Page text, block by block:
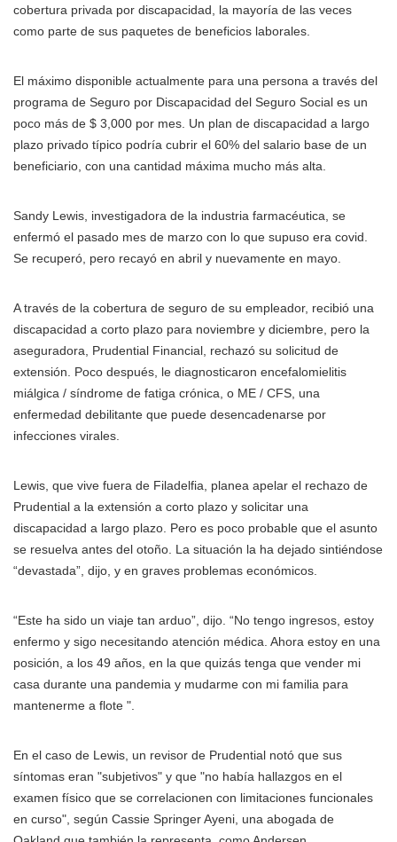
cobertura privada por discapacidad, la mayoría de las veces
como parte de sus paquetes de beneficios laborales.
El máximo disponible actualmente para una persona a través del
programa de Seguro por Discapacidad del Seguro Social es un
poco más de $ 3,000 por mes. Un plan de discapacidad a largo
plazo privado típico podría cubrir el 60% del salario base de un
beneficiario, con una cantidad máxima mucho más alta.
Sandy Lewis, investigadora de la industria farmacéutica, se
enfermó el pasado mes de marzo con lo que supuso era covid.
Se recuperó, pero recayó en abril y nuevamente en mayo.
A través de la cobertura de seguro de su empleador, recibió una
discapacidad a corto plazo para noviembre y diciembre, pero la
aseguradora, Prudential Financial, rechazó su solicitud de
extensión. Poco después, le diagnosticaron encefalomielitis
miálgica / síndrome de fatiga crónica, o ME / CFS, una
enfermedad debilitante que puede desencadenarse por
infecciones virales.
Lewis, que vive fuera de Filadelfia, planea apelar el rechazo de
Prudential a la extensión a corto plazo y solicitar una
discapacidad a largo plazo. Pero es poco probable que el asunto
se resuelva antes del otoño. La situación la ha dejado sintiéndose
“devastada”, dijo, y en graves problemas económicos.
“Este ha sido un viaje tan arduo”, dijo. “No tengo ingresos, estoy
enfermo y sigo necesitando atención médica. Ahora estoy en una
posición, a los 49 años, en la que quizás tenga que vender mi
casa durante una pandemia y mudarme con mi familia para
mantenerme a flote ".
En el caso de Lewis, un revisor de Prudential notó que sus
síntomas eran "subjetivos" y que "no había hallazgos en el
examen físico que se correlacionen con limitaciones funcionales
en curso", según Cassie Springer Ayeni, una abogada de